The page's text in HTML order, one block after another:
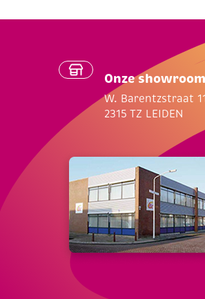
Onze showroom
W. Barentzstraat
2315 TZ LEIDEN